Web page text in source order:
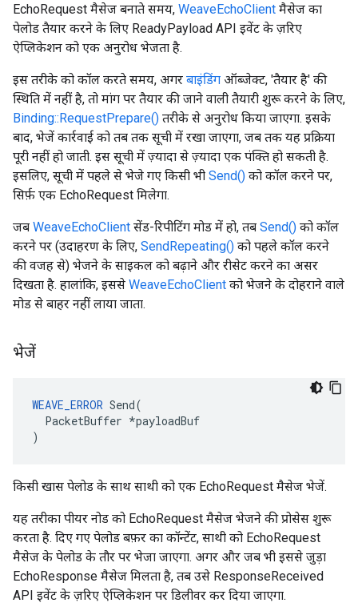
EchoRequest मैसेज बनाते समय, WeaveEchoClient मैसेज का
पेलोड तैयार करने के लिए ReadyPayload API इवेंट के ज़रिए
ऐप्लिकेशन को एक अनुरोध भेजता है.
इस तरीके को कॉल करते समय, अगर बाइंडिंग ऑब्जेक्ट, 'तैयार है' की
स्थिति में नहीं है, तो मांग पर तैयार की जाने वाली तैयारी शुरू करने के लिए,
Binding::RequestPrepare() तरीके से अनुरोध किया जाएगा. इसके
बाद, भेजें कार्रवाई को तब तक सूची में रखा जाएगा, जब तक यह प्रक्रिया
पूरी नहीं हो जाती. इस सूची में ज़्यादा से ज़्यादा एक पंक्ति हो सकती है.
इसलिए, सूची में पहले से भेजे गए किसी भी Send() को कॉल करने पर,
सिर्फ़ एक EchoRequest मिलेगा.
जब WeaveEchoClient सेंड-रिपीटिंग मोड में हो, तब Send() को कॉल
करने पर (उदाहरण के लिए, SendRepeating() को पहले कॉल करने
की वजह से) भेजने के साइकल को बढ़ाने और रीसेट करने का असर
दिखता है. हालांकि, इससे WeaveEchoClient को भेजने के दोहराने वाले
मोड से बाहर नहीं लाया जाता.
भेजें
WEAVE_ERROR Send(
PacketBuffer *payloadBuf
)
किसी खास पेलोड के साथ साथी को एक EchoRequest मैसेज भेजें.
यह तरीका पीयर नोड को EchoRequest मैसेज भेजने की प्रोसेस शुरू
करता है. दिए गए पेलोड बफ़र का कॉन्टेंट, साथी को EchoRequest
मैसेज के पेलोड के तौर पर भेजा जाएगा. अगर और जब भी इससे जुड़ा
EchoResponse मैसेज मिलता है, तब उसे ResponseReceived
API इवेंट के ज़रिए ऐप्लिकेशन पर डिलीवर कर दिया जाएगा.